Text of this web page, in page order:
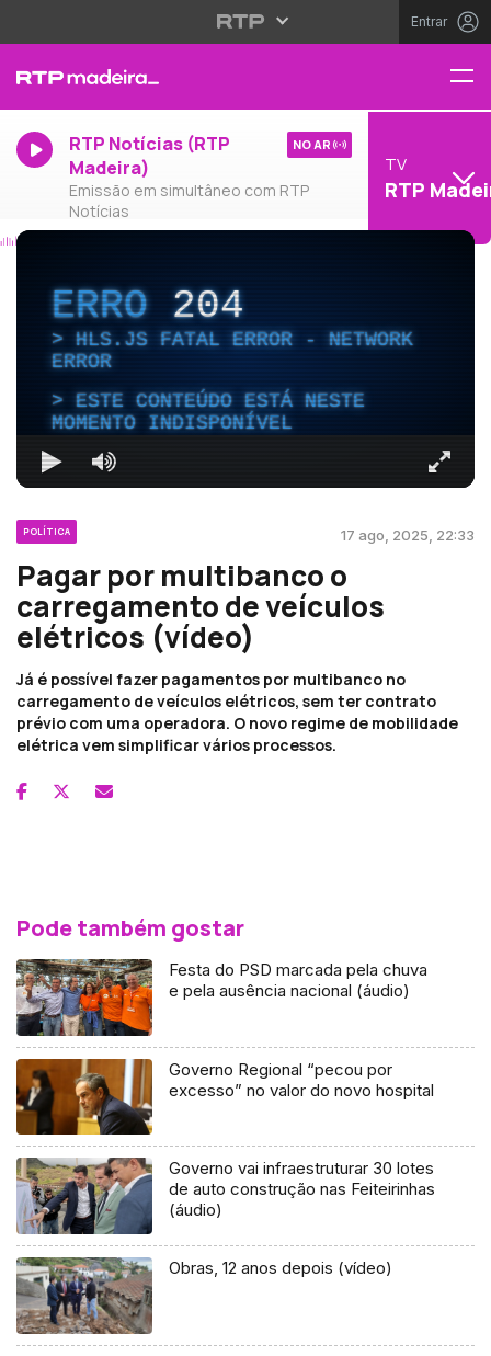
Entrar
RTP Notícias (RTP
Madeira)
Emissão em simultâneo com RTP
Notícias
NO AR
TV
RTP
ERRO204
HLS.JS FATAL ERROR - NETWORK
ERROR
ESTE CONTEÚDO ESTÁ NESTE
MOMENTO INDISPONÍVEL
POLÍTICA 17 ago, 2025, 22:33
Pagar por multibanco o
carregamento de veículos
elétricos (vídeo)
Já é possível fazer pagamentos por multibanco no
carregamento de veículos elétricos, sem ter contrato
prévio com uma operadora. O novo regime de mobilidade
elétrica vem simplificar vários processos.
Pode também gostar
Festa do PSD marcada pela chuva
e pela ausência nacional (áudio)
Governo Regional “pecou por
excesso” no valor do novo hospital
Governo vai infraestruturar 30 lotes
de auto construção nas Feiteirinhas
(áudio)
Obras, 12 anos depois (vídeo)